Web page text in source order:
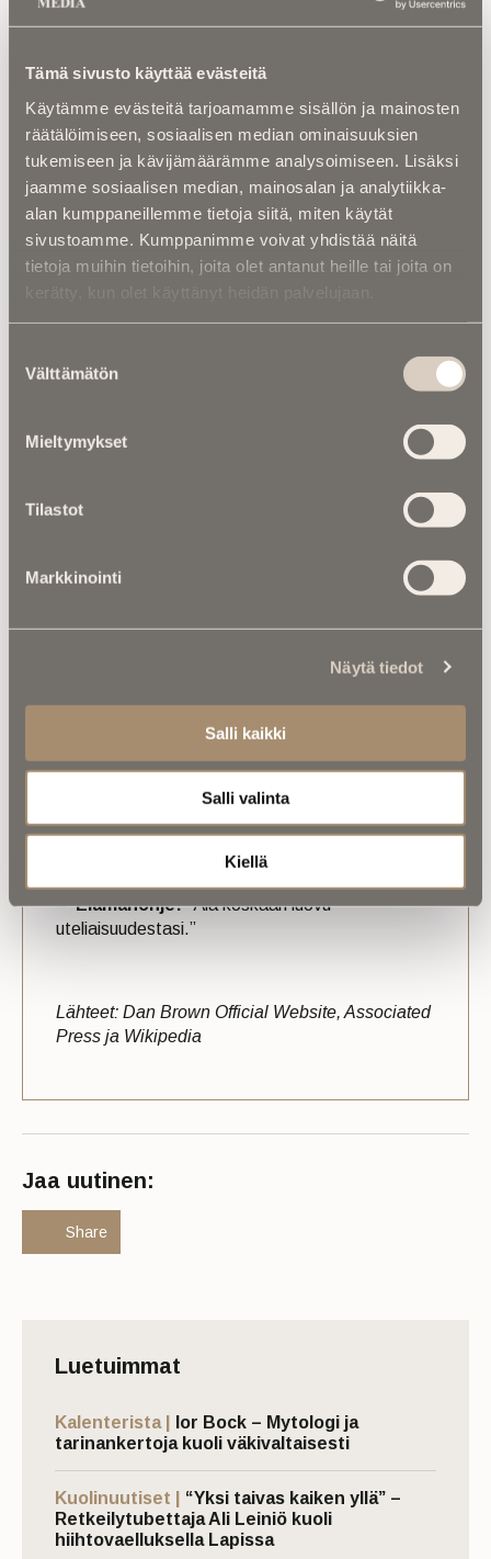
Tämä sivusto käyttää evästeitä
Käytämme evästeitä tarjoamamme sisällön ja mainosten
räätälöimiseen, sosiaalisen median ominaisuuksien
tukemiseen ja kävijämäärämme analysoimiseen. Lisäksi
jaamme sosiaalisen median, mainosalan ja analytiikka-
alan kumppaneillemme tietoja siitä, miten käytät
sivustoamme. Kumppanimme voivat yhdistää näitä
tietoja muihin tietoihin, joita olet antanut heille tai joita on
valinta
Välttämätön
Mieltymykset
Tilastot
Markkinointi
Näytä tiedot
Salli kaikki
Salli valinta
Kiellä
Dan Brown – yli 200 miljoonan kirjan myyjä
1964, Exeter, New Hampshire, USA
–Koulutus:Amherst College, englantilainen
kirjallisuus, 1986
–Ura:Aloitti lauluntekijänä, piano-opettajana ja
englannin opettajana; siirtyi myöhemmin
päätoimiseksi kirjailijaksi
– Tunnetuimmat teokset: Da Vinci -koodi,
OriginjaSalaisuuksien salaisuus
– Kirjallisuuden tyyli:
konspiraatiotrillerit, jotka yhdistävät historiaa,
– Kieli ja teemat:
Symbolit, salaliitot, uskonto,
–Saavutukset:
Kirjat myyneet yli 200 miljoonaa
kielelle
vaimostaan Blythe Brownista 2019. Asuu New
Hampshiressa koiransa Winstonin ja kissansa
Salaisuuksien salaisuus
käsittelee kuoleman ja tietoisuuden teemoja
tutkimustyöstään ja kiinnostuksestaan
noetiikkaan ja filosofiaan
–Elämänohje:”Älä koskaan luovu
uteliaisuudestasi.”
Lähteet: Dan Brown Official Website, Associated
Press ja Wikipedia
Jaa uutinen:
Share
Luetuimmat
Kalenterista |
Ior Bock – Mytologi ja
tarinankertoja kuoli väkivaltaisesti
Kuolinuutiset |
“Yksi taivas kaiken yllä” –
Retkeilytubettaja Ali Leiniö kuoli
hiihtovaelluksella Lapissa